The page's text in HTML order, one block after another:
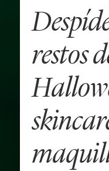
restos